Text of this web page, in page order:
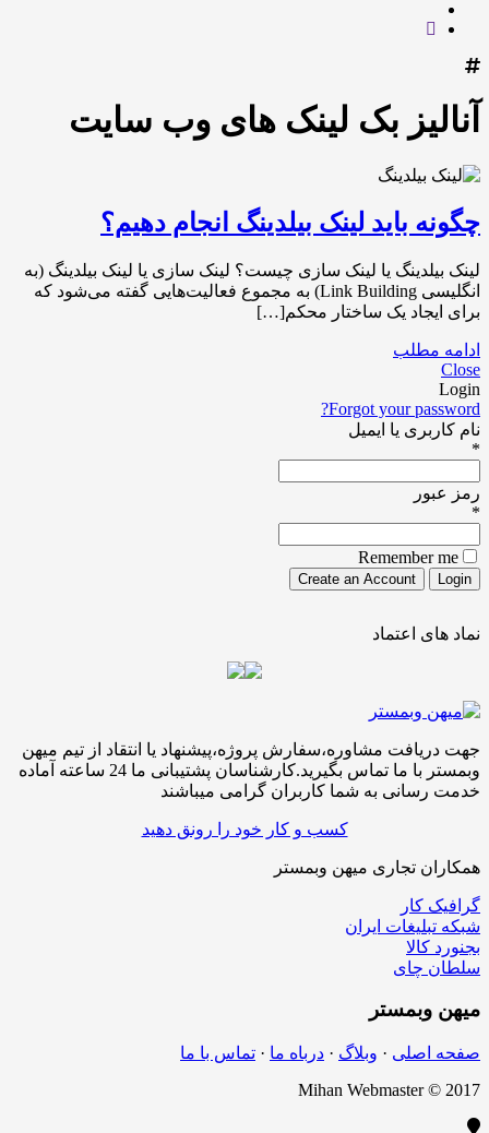
آنالیز بک لینک های وب سایت
چگونه باید لینک بیلدینگ انجام دهیم؟
لینک بیلدینگ یا لینک سازی چیست؟ لینک سازی یا لینک بیلدینگ (به
انگلیسی Link Building) به مجموع فعالیت‌هایی گفته می‌شود که
برای ایجاد یک ساختار محکم[…]
ادامه مطلب
Close
Login
Forgot your password?
نام کاربری یا ایمیل
*
رمز عبور
*
Remember me
نماد های اعتماد
جهت دریافت مشاوره،سفارش پروژه،پیشنهاد یا انتقاد از تیم میهن
وبمستر با ما تماس بگیرید.کارشناسان پشتیبانی ما 24 ساعته آماده
خدمت رسانی به شما کاربران گرامی میباشند
کسب و کار خود را رونق دهید
همکاران تجاری میهن وبمستر
گرافیک کار
شبکه تبلیغات ایران
بجنورد کالا
سلطان چای
میهن وبمستر
صفحه اصلی · وبلاگ · درباه ما · تماس با ما
Mihan Webmaster © 2017